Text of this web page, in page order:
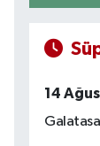
14